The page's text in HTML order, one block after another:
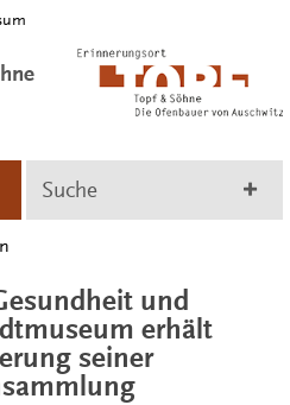
Suche
und
erhält
seiner